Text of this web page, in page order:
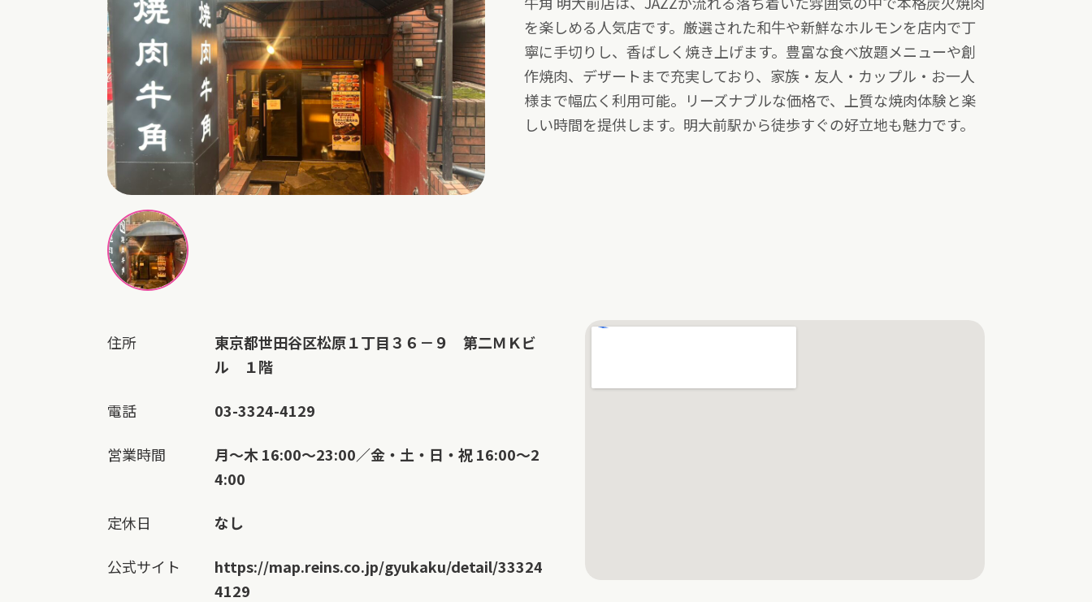
を楽しめる人気店です。厳選された和牛や新鮮なホルモンを店内で丁
寧に手切りし、香ばしく焼き上げます。豊富な食べ放題メニューや創
作焼肉、デザートまで充実しており、家族・友人・カップル・お一人
様まで幅広く利用可能。リーズナブルな価格で、上質な焼肉体験と楽
しい時間を提供します。明大前駅から徒歩すぐの好立地も魅力です。
住所
東京都世田谷区松原１丁目３６－９ 第二ＭＫビ
ル １階
電話 03-3324-4129
営業時間
月～木 16:00～23:00／金・土・日・祝 16:00～2
4:00
定休日 なし
公式サイト
https://map.reins.co.jp/gyukaku/detail/33324
4129